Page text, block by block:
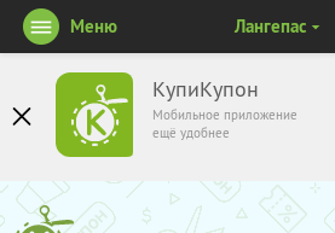
КупиКупон
Мобильное приложение
ещё удобнее
Меню Лангепас